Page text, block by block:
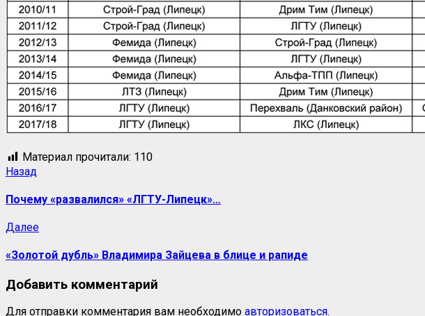
Материал прочитали: 110
Навигация
записи
Назад
Почему «развалился» «ЛГТУ-Липецк»…
ДалееСледующая
«Золотой дубль» Владимира Зайцева в блице и рапиде
Добавить комментарий
Для отправки комментария вам необходимо авторизоваться.